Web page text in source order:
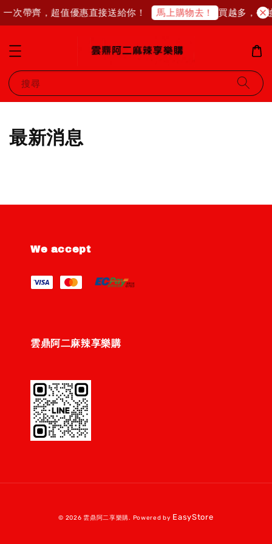
次帶齊，超值優惠直接送給你！ 馬上購物去！ 買越多，省
搜尋
最新消息
We accept
雲鼎阿二麻辣享樂購
© 2026 雲鼎阿二享樂購. Powered by EasyStore